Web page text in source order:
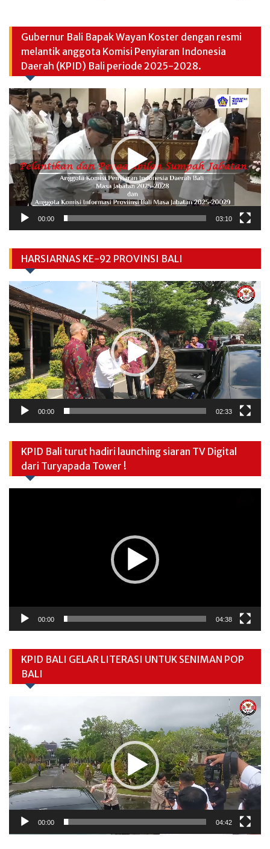
Gubernur Bali Bapak Wayan Koster dengan resmi
melantik anggota Komisi Penyiaran Indonesia
Daerah (KPID) Bali periode 2025-2028.
Video
Player
00:00 03:10
HARSIARNAS KE-92 PROVINSI BALI
Video
Player
00:00 02:33
KPID Bali turut hadiri launching siaran TV Digital
dari Turyapada Tower !
00:00 04:38
KPID BALI GELAR LITERASI UNTUK SENIMAN POP
BALI
00:00 04:42